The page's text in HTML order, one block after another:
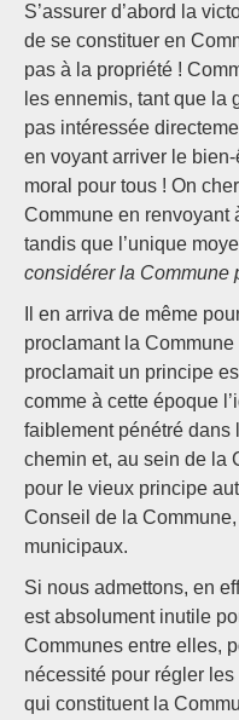
S’assurer d’abord la
de se constituer en
pas à la propriété !
les ennemis, tant que la
pas intéressée
en voyant arriver le
moral pour tous ! On
Commune en renvoyant
tandis que l’unique
considérer la Commune
Il en arriva de même
proclamant la
proclamait un principe
comme à cette époque
faiblement pénétré dans
chemin et, au sein de la
pour le vieux principe
Conseil de la
municipaux.
Si nous admettons, en
est absolument inutile
Communes entre elles,
nécessité pour régler
qui constituent la